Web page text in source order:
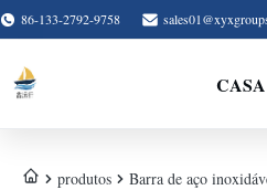
86-133-2792-9758
CASA
produtos Barra de aço